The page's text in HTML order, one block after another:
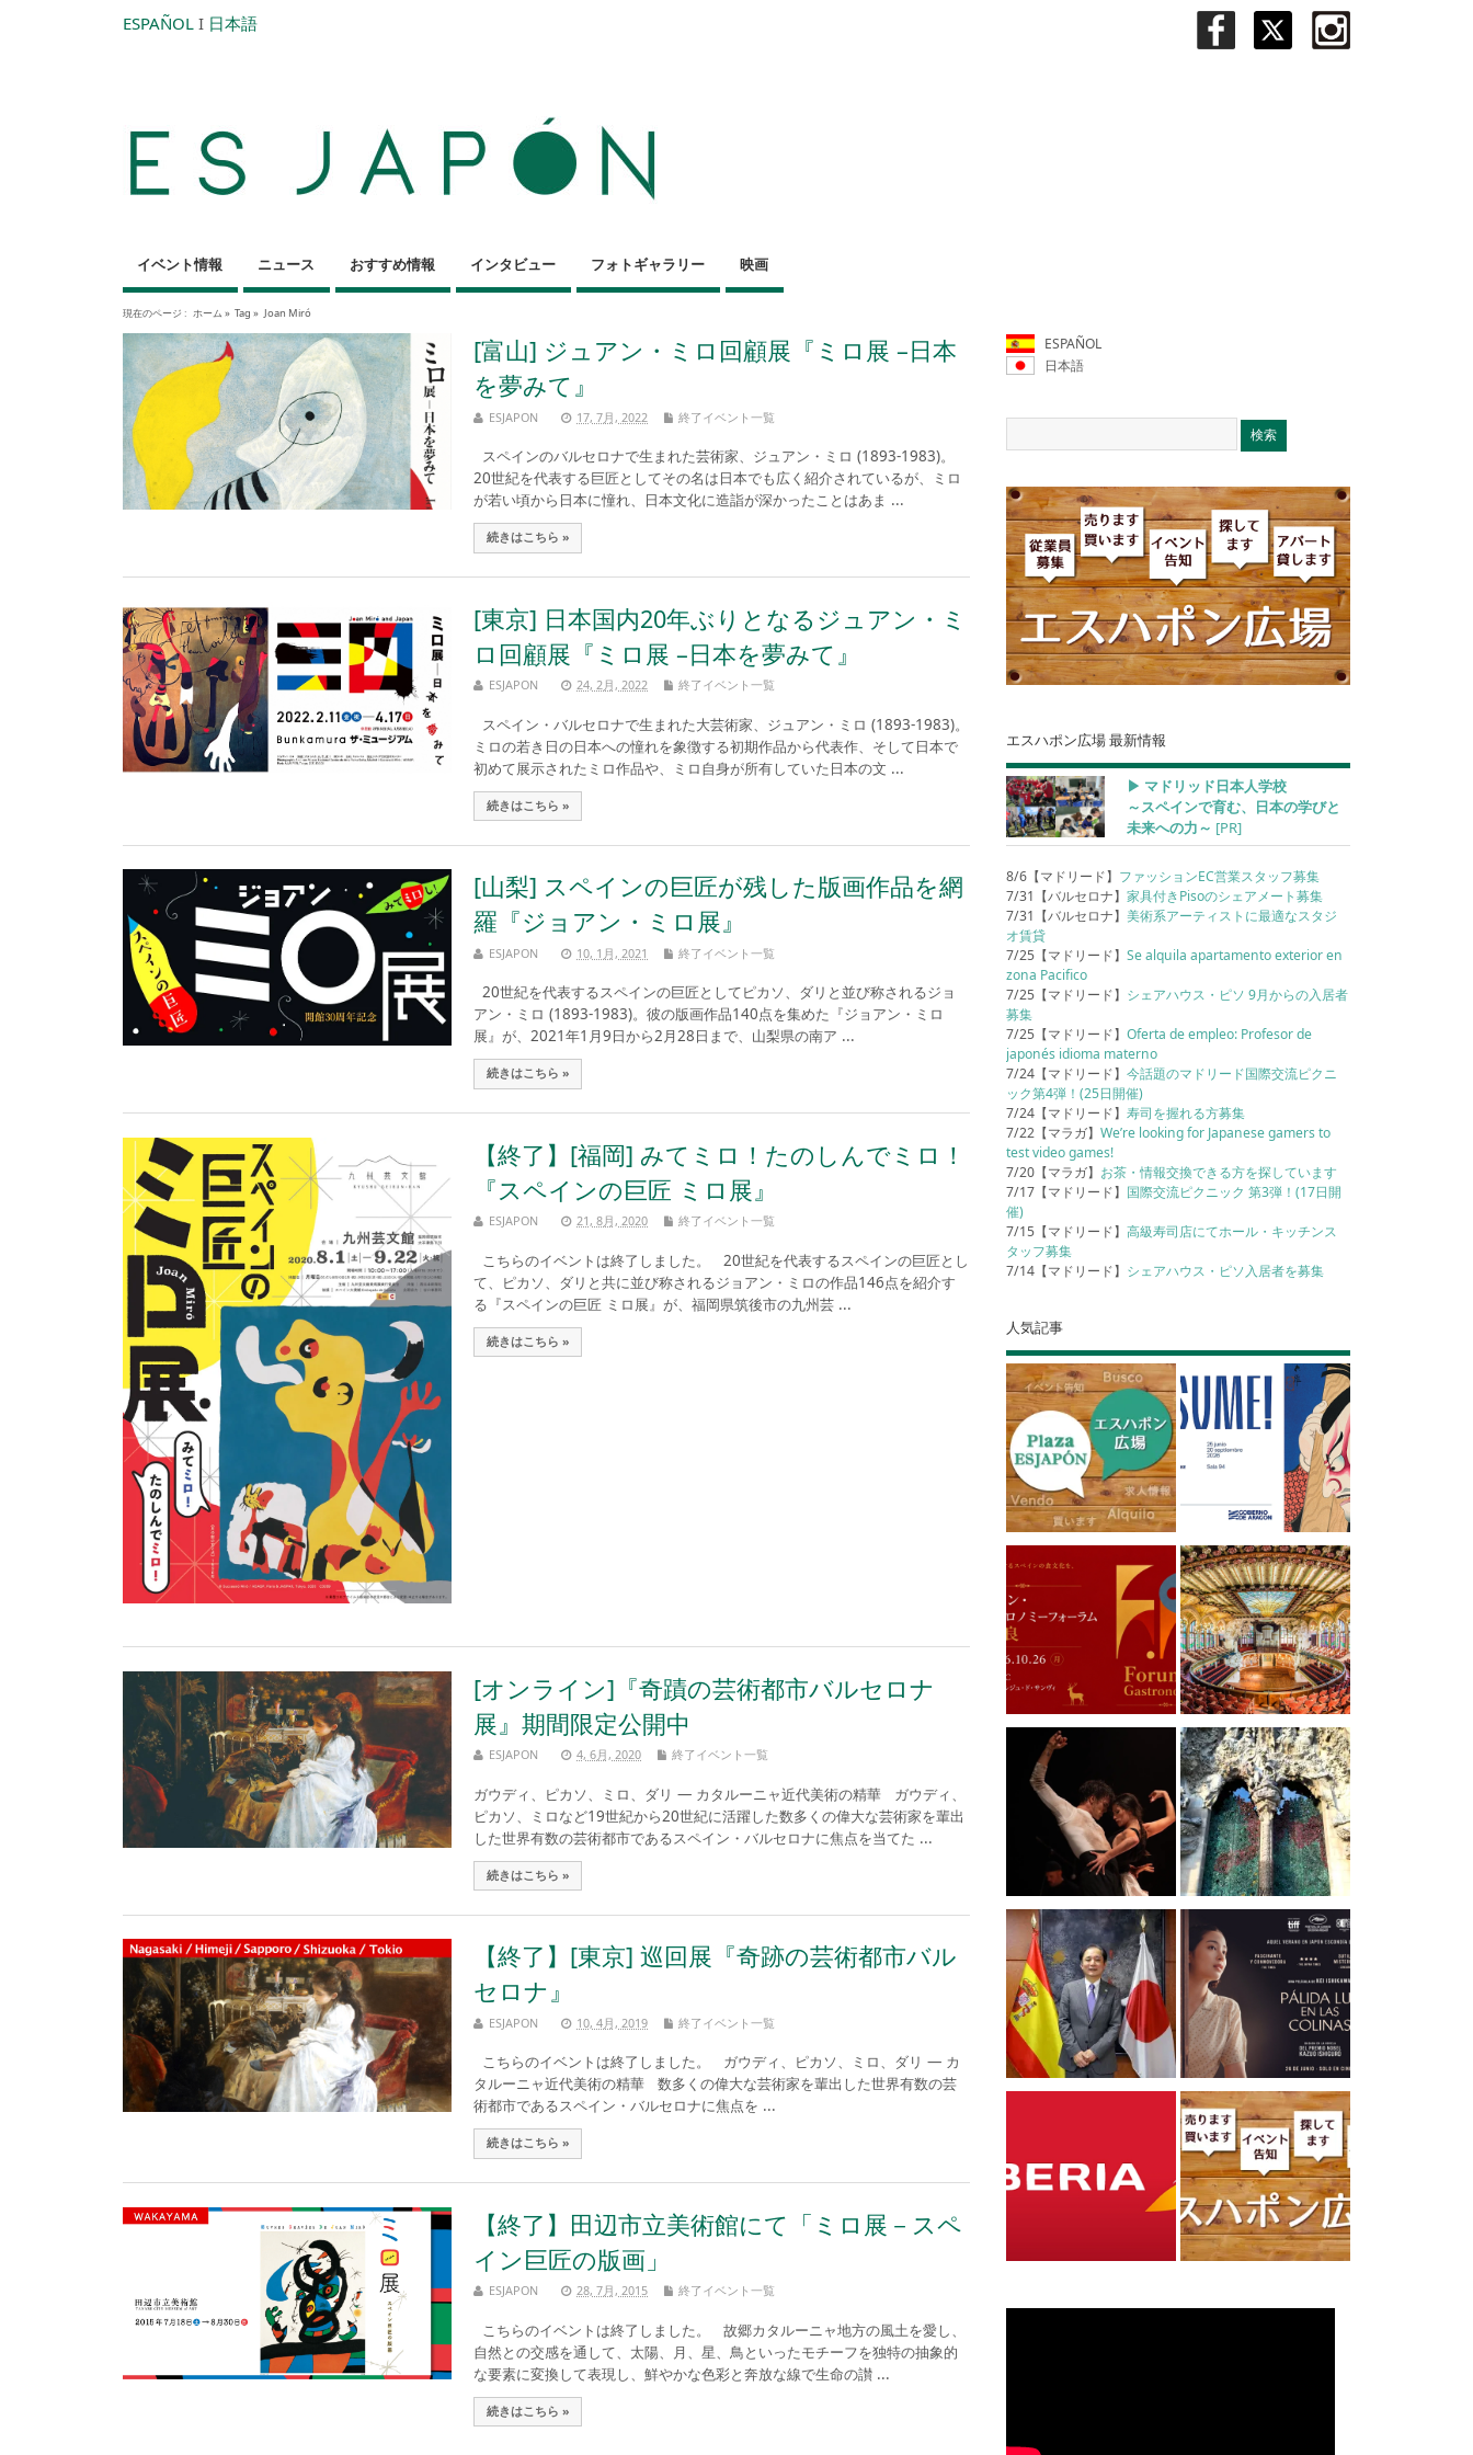
ESPAÑOL I 日本語
イベント情報 ニュース おすすめ情報 インタビュー フォトギャラリー 映画
現在のページ : ホーム » Tag » Joan Miró
[富山] ジュアン・ミロ回顧展『ミロ展 –日本
を夢みて』
ESJAPON 17, 7月, 2022 終了イベント一覧
スペインのバルセロナで生まれた芸術家、ジュアン・ミロ (1893-1983)。
20世紀を代表する巨匠としてその名は日本でも広く紹介されているが、ミロ
が若い頃から日本に憧れ、日本文化に造詣が深かったことはあま ...
続きはこちら »
[東京] 日本国内20年ぶりとなるジュアン・ミ
ロ回顧展『ミロ展 –日本を夢みて』
ESJAPON 24, 2月, 2022 終了イベント一覧
スペイン・バルセロナで生まれた大芸術家、ジュアン・ミロ (1893-1983)。
ミロの若き日の日本への憧れを象徴する初期作品から代表作、そして日本で
初めて展示されたミロ作品や、ミロ自身が所有していた日本の文 ...
続きはこちら »
[山梨] スペインの巨匠が残した版画作品を網
羅『ジョアン・ミロ展』
ESJAPON 10, 1月, 2021 終了イベント一覧
20世紀を代表するスペインの巨匠としてピカソ、ダリと並び称されるジョ
アン・ミロ (1893-1983)。彼の版画作品140点を集めた『ジョアン・ミロ
展』が、2021年1月9日から2月28日まで、山梨県の南ア ...
続きはこちら »
【終了】[福岡] みてミロ！たのしんでミロ！
『スペインの巨匠 ミロ展』
ESJAPON 21, 8月, 2020 終了イベント一覧
こちらのイベントは終了しました。 20世紀を代表するスペインの巨匠とし
て、ピカソ、ダリと共に並び称されるジョアン・ミロの作品146点を紹介す
る『スペインの巨匠 ミロ展』が、福岡県筑後市の九州芸 ...
続きはこちら »
[オンライン]『奇蹟の芸術都市バルセロナ
展』期間限定公開中
ESJAPON 4, 6月, 2020 終了イベント一覧
ガウディ、ピカソ、ミロ、ダリ ― カタルーニャ近代美術の精華 ガウディ、
ピカソ、ミロなど19世紀から20世紀に活躍した数多くの偉大な芸術家を輩出
した世界有数の芸術都市であるスペイン・バルセロナに焦点を当てた ...
続きはこちら »
【終了】[東京] 巡回展『奇跡の芸術都市バル
セロナ』
ESJAPON 10, 4月, 2019 終了イベント一覧
こちらのイベントは終了しました。 ガウディ、ピカソ、ミロ、ダリ ― カ
タルーニャ近代美術の精華 数多くの偉大な芸術家を輩出した世界有数の芸
術都市であるスペイン・バルセロナに焦点を ...
続きはこちら »
【終了】田辺市立美術館にて「ミロ展－スペ
イン巨匠の版画」
ESJAPON 28, 7月, 2015 終了イベント一覧
こちらのイベントは終了しました。 故郷カタルーニャ地方の風土を愛し、
自然との交感を通して、太陽、月、星、鳥といったモチーフを独特の抽象的
な要素に変換して表現し、鮮やかな色彩と奔放な線で生命の讃 ...
続きはこちら »
ESPAÑOL
日本語
エスハポン広場 最新情報
▶︎ マドリッド日本人学校
～スペインで育む、日本の学びと
未来への力～ [PR]
8/6【マドリード】 ファッションEC営業スタッフ募集
7/31【バルセロナ】家具付きPisoのシェアメート募集
7/31【バルセロナ】美術系アーティストに最適なスタジ
オ賃貸
7/25【マドリード】Se alquila apartamento exterior en
zona Pacifico
7/25【マドリード】 シェアハウス・ピソ 9月からの入居者
募集
7/25【マドリード】Oferta de empleo: Profesor de
japonés idioma materno
7/24【マドリード】今話題のマドリード国際交流ピクニ
ック第4弾！(25日開催)
7/24【マドリード】寿司を握れる方募集
7/22【マラガ】We’re looking for Japanese gamers to
test video games!
7/20【マラガ】 お茶・情報交換できる方を探しています
7/17【マドリード】 国際交流ピクニック 第3弾！(17日開
催)
7/15【マドリード】高級寿司店にてホール・キッチンス
タッフ募集
7/14【マドリード】 シェアハウス・ピソ入居者を募集
人気記事